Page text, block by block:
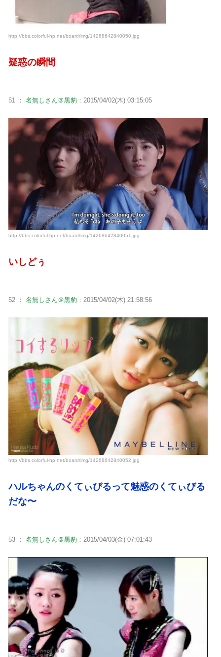
http://bbs.colorful-hp.net/board/img/14268642840050.jpg
疑惑の瞬間
51 ： 名無しさん＠黒豹 ：2015/04/02(木) 03:15:05
http://bbs.colorful-hp.net/board/img/14268642840051.jpg
いしどぅ
52 ： 名無しさん＠黒豹 ：2015/04/02(木) 21:58:56
http://bbs.colorful-hp.net/board/img/14268642840052.jpg
ハルちゃんのくてぃびるって魅惑のくてぃびる
だな〜
53 ： 名無しさん＠黒豹 ：2015/04/03(金) 07:01:43